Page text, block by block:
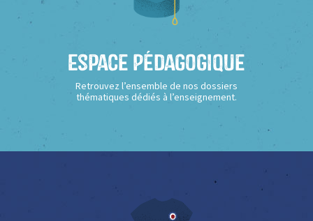
Espace Pédagogique
Retrouvez l’ensemble de nos dossiers
thématiques dédiés à l’enseignement.